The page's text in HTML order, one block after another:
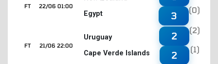
22/06 01:00
FT
Egypt
3
(0)
21/06 22:00
FT
Uruguay
Cape Verde Islands
2
(2)
2
(1)